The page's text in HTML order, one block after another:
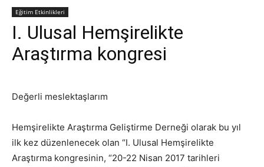
Eğitim Etkinlikleri
I. Ulusal Hemşirelikte
Araştırma kongresi
Değerli meslektaşlarım
Hemşirelikte Araştırma Geliştirme Derneği olarak bu yıl
ilk kez düzenlenecek olan “I. Ulusal Hemşirelikte
Araştırma kongresinin, “20-22 Nisan 2017 tarihleri